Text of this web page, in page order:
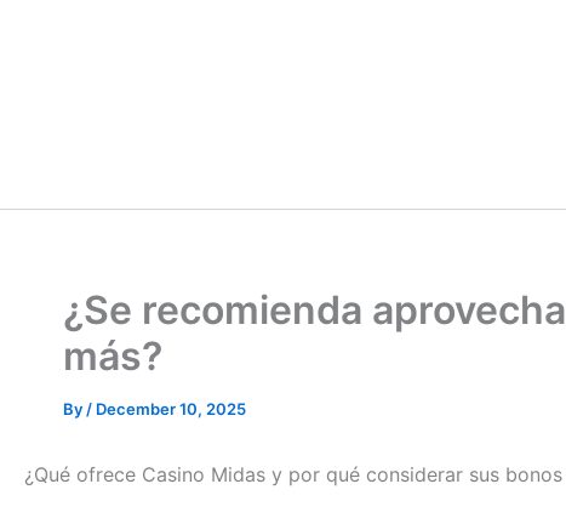
¿Se recomienda
más?
By / December 10, 2025
¿Qué ofrece Casino Midas y por qué considerar sus bonos